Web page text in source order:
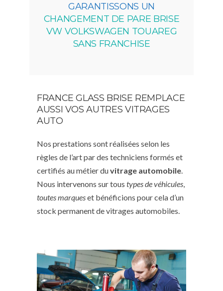
GARANTISSONS UN
CHANGEMENT DE PARE BRISE
VW VOLKSWAGEN TOUAREG
SANS FRANCHISE
FRANCE GLASS BRISE REMPLACE
AUSSI VOS AUTRES VITRAGES
AUTO
Nos prestations sont réalisées selon les
règles de l’art par des techniciens formés et
certifiés au métier duvitrage automobile
Nous intervenons sur tous types de véhicules
toutes marqueset bénéficions pour cela d’un
stock permanent de vitrages automobiles.